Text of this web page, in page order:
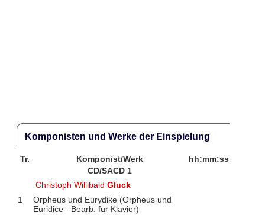
Komponisten und Werke der Einspielung
Tr. Komponist/Werk
hh:mm:ss
CD/SACD 1
Christoph WillibaldGluck
1
Orpheus und Eurydike (Orpheus und
Euridice - Bearb. für Klavier)